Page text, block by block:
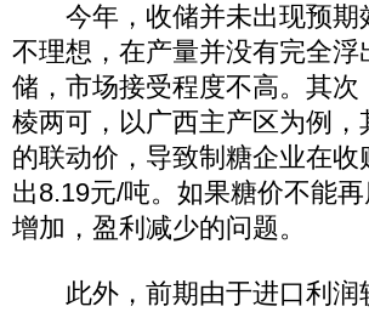
今年，收储并未出现预期
不理想，在产量并没有完全
储，市场接受程度不高。其
棱两可，以广西主产区为例
的联动价，导致制糖企业在
出8.19元/吨。如果糖价不能
增加，盈利减少的问题。
此外，前期由于进口利润